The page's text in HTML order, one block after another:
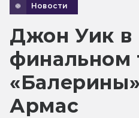
Новости
Джон Уик в
финальном
Армас